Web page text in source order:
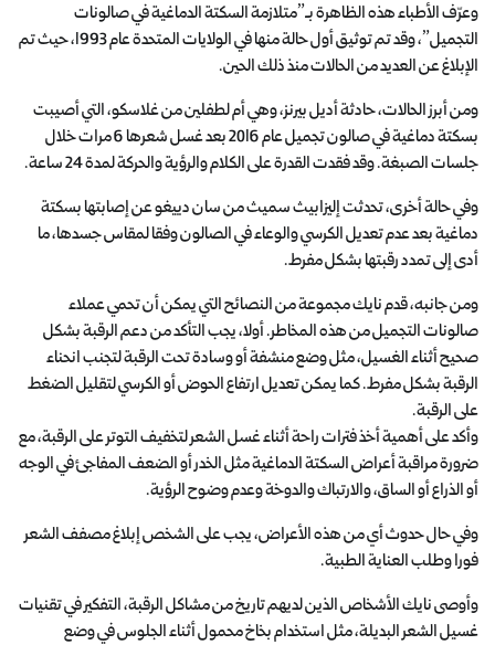
وعرّف الأطباء هذه الظاهرة بـ”متلازمة السكتة الدماغية في صالونات
التجميل”، وقد تم توثيق أول حالة منها في الولايات المتحدة عام 1993، حيث تم
الإبلاغ عن العديد من الحالات منذ ذلك الحين.
ومن أبرز الحالات، حادثة أديل بيرنز، وهي أم لطفلين من غلاسكو، التي أصيبت
بسكتة دماغية في صالون تجميل عام 2016 بعد غسل شعرها 6 مرات خلال
جلسات الصبغة. وقد فقدت القدرة على الكلام والرؤية والحركة لمدة 24 ساعة.
وفي حالة أخرى، تحدثت إليزابيث سميث من سان دييغو عن إصابتها بسكتة
دماغية بعد عدم تعديل الكرسي والوعاء في الصالون وفقا لمقاس جسدها، ما
أدى إلى تمدد رقبتها بشكل مفرط.
ومن جانبه، قدم نايك مجموعة من النصائح التي يمكن أن تحمي عملاء
صالونات التجميل من هذه المخاطر. أولا، يجب التأكد من دعم الرقبة بشكل
صحيح أثناء الغسيل، مثل وضع منشفة أو وسادة تحت الرقبة لتجنب انحناء
الرقبة بشكل مفرط. كما يمكن تعديل ارتفاع الحوض أو الكرسي لتقليل الضغط
على الرقبة.
وأكد على أهمية أخذ فترات راحة أثناء غسل الشعر لتخفيف التوتر على الرقبة، مع
ضرورة مراقبة أعراض السكتة الدماغية مثل الخدر أو الضعف المفاجئ في الوجه
أو الذراع أو الساق، والارتباك والدوخة وعدم وضوح الرؤية.
وفي حال حدوث أي من هذه الأعراض، يجب على الشخص إبلاغ مصفف الشعر
فورا وطلب العناية الطبية.
وأوصى نايك الأشخاص الذين لديهم تاريخ من مشاكل الرقبة، التفكير في تقنيات
غسيل الشعر البديلة، مثل استخدام بخاخ محمول أثناء الجلوس في وضع